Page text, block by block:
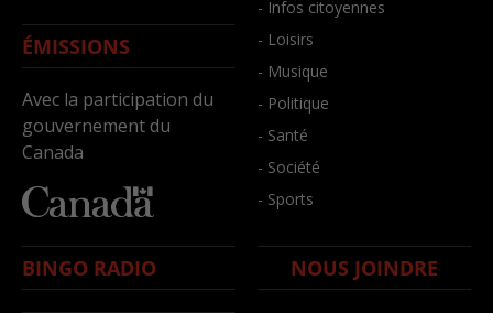
ÉMISSIONS
Avec la participation du
gouvernement du
Canada
- Infos citoyennes
- Loisirs
- Musique
- Politique
- Santé
- Société
- Sports
BINGO RADIO NOUS JOINDRE